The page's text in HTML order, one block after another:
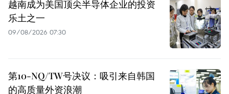
越南成为美国顶尖半导体企业的投资
乐土之一
09/08/2026 07:30
第10-NQ/TW号决议：吸引来自韩国
的高质量外资浪潮